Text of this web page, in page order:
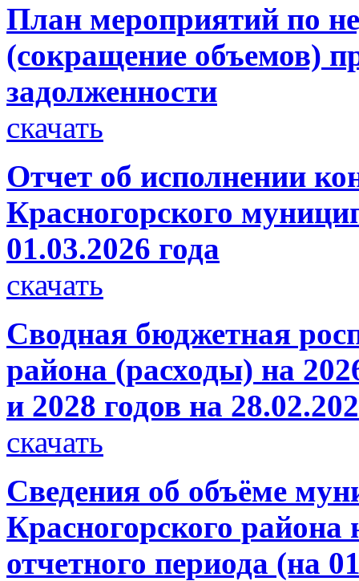
План мероприятий по
(сокращение объемов)
задолженности
скачать
Отчет об исполнении
Красногорского
01.03.2026 года
скачать
Сводная бюджетная
района (расходы) на
и 2028 годов на
скачать
Сведения об объёме
Красногорского района
отчетного периода (на